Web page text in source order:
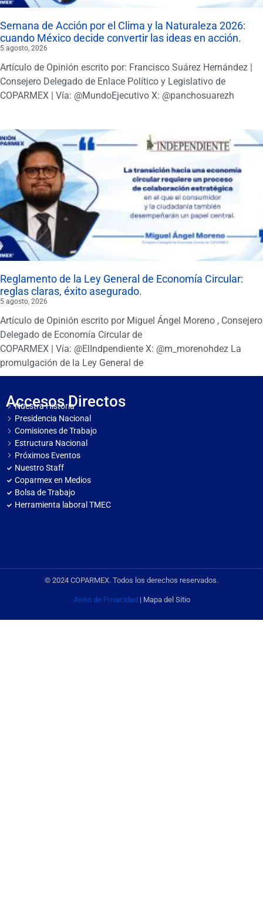
Semana de Acción por el Clima y la Naturaleza 2026:
cuando México decide convertir las ideas en acción.
5 agosto, 2026
Artículo de Opinión escrito por: Francisco Suárez Hernández |
Consejero Delegado de Enlace Político y Legislativo de
COPARMEX | Vía: @MundoEjecutivo X: @panchosuarezh
Reglamento de la Ley General de Economía Circular:
reglas claras, éxito asegurado.
5 agosto, 2026
Artículo de Opinión escrito por Miguel Ángel Moreno , Consejero
Delegado de Economía Circular de
COPARMEX | Vía: @ElIndpendiente X: @m_morenohdez La
promulgación de la Ley General de
Accesos Directos
Nuestra Historia
Presidencia Nacional
Comisiones de Trabajo
Estructura Nacional
Próximos Eventos
Nuestro Staff
Coparmex en Medios
Bolsa de Trabajo
Herramienta laboral TMEC
© 2024 COPARMEX. Todos los derechos reservados.
Aviso de Privacidad | Mapa del Sitio